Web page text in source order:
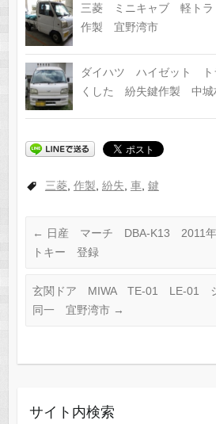
三菱 ミニキャブ 軽ト
作製 宜野湾市
ダイハツ ハイゼット
くした 紛失鍵作製 中城
三菱, 作製 紛失 車, 鍵
← 日産 マーチ DBA-K13 2011
トキー 登録
玄関ドア MIWA TE-01 LE-01
同一 宜野湾市 →
サイト内検索